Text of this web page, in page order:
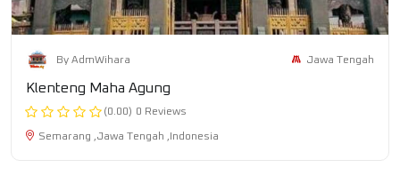
By AdmWihara Jawa Tengah
Klenteng Maha Agung
(0.00) 0 Reviews
Semarang ,Jawa Tengah ,Indonesia